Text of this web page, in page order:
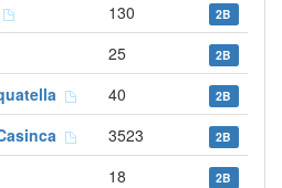
130 2B
25 2B
40 2B
3523 2B
18 2B